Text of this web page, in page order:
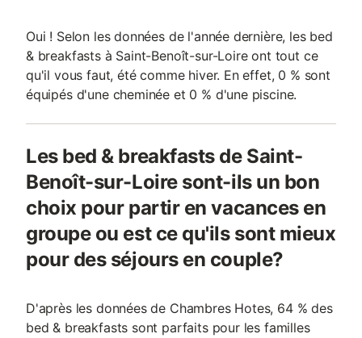
Oui ! Selon les données de l'année dernière, les bed
& breakfasts à Saint-Benoît-sur-Loire ont tout ce
qu'il vous faut, été comme hiver. En effet, 0 % sont
équipés d'une cheminée et 0 % d'une piscine.
Les bed & breakfasts de Saint-
Benoît-sur-Loire sont-ils un bon
choix pour partir en vacances en
groupe ou est ce qu'ils sont mieux
pour des séjours en couple?
D'après les données de Chambres Hotes, 64 % des
bed & breakfasts sont parfaits pour les familles